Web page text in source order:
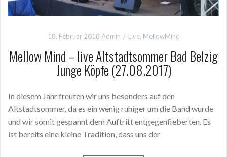
18. Februar 2018 Admin Live, MellowMind
Mellow Mind – live Altstadtsommer Bad Belzig
Junge Köpfe (27.08.2017)
In diesem Jahr freuten wir uns besonders auf den
Altstadtsommer, da es ein wenig ruhiger um die Band wurde
und wir somit gespannt dem Auftritt entgegenfieberten. Es
ist bereits eine kleine Tradition, dass uns der